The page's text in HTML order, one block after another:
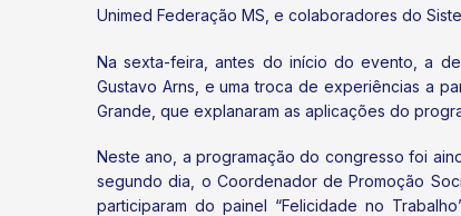
Unimed Federação MS, e colaboradores do
Na sexta-feira, antes do início do evento, a
Gustavo Arns, e uma troca de experiências a
Grande, que explanaram as aplicações do
Neste ano, a programação do congresso foi
segundo dia, o Coordenador de Promoção
participaram do painel “Felicidade no